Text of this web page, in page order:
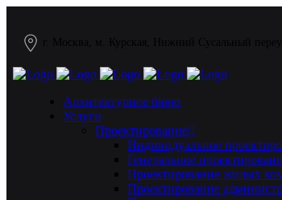
г. Москва, м. Курская, Нижний Сусальный
Архитектурное бюро
Услуги
Проектирование
Индивидуальное
Генеральное
Проектирование жилых
Проектирование